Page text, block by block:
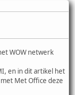
WOW netwerk
en in dit artikel het
Met Office deze